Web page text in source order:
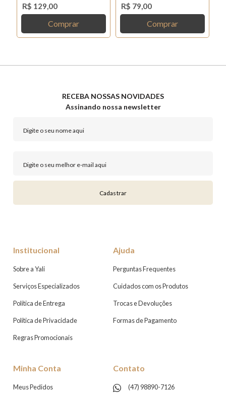
R$ 129,00
Comprar
R$ 79,00
Comprar
RECEBA NOSSAS NOVIDADES
Assinando nossa newsletter
Cadastrar
Institucional
Sobre a Yali
Serviços Especializados
Política de Entrega
Política de Privacidade
Regras Promocionais
Ajuda
Perguntas Frequentes
Cuidados com os Produtos
Trocas e Devoluções
Formas de Pagamento
Minha Conta
Meus Pedidos
Contato
(47) 98890-7126